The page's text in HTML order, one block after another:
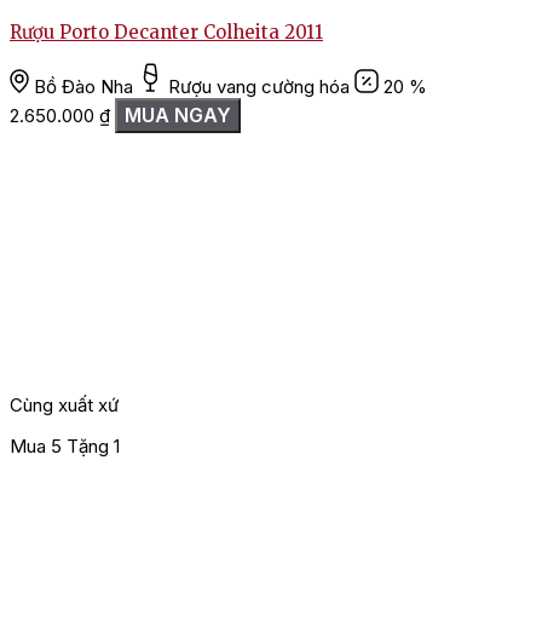
Rượu Porto Decanter Colheita 2011
Bồ Đào Nha Rượu vang cường hóa
20 %
2.650.000 ₫ MUA NGAY
Cùng xuất xứ
Mua 5 Tặng 1